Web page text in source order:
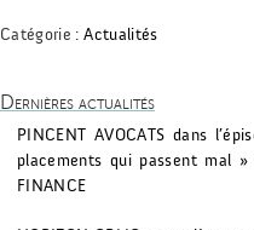
Catégorie :Actualités
Dernières actualités
PINCENT AVOCATS dans
placements qui passent mal »
FINANCE